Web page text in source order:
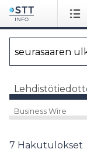
Business Wire
7 Hakutulokset